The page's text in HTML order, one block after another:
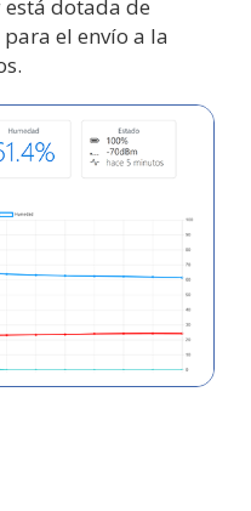
dotada de
el envío a la